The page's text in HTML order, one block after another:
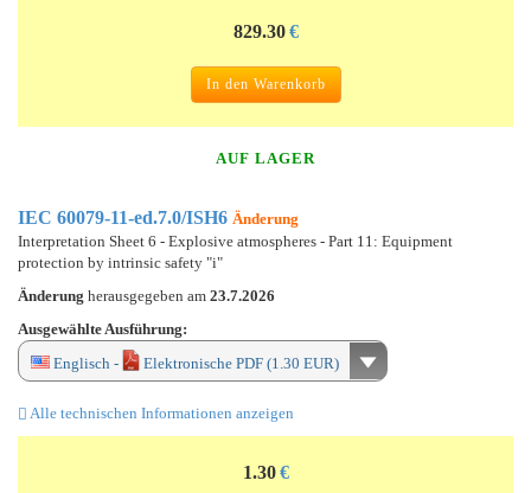
829.30 €
In den Warenkorb
AUF LAGER
IEC 60079-11-ed.7.0/ISH6 Änderung
Interpretation Sheet 6 - Explosive atmospheres - Part 11: Equipment
protection by intrinsic safety "i"
Änderung herausgegeben am 23.7.2026
Ausgewählte Ausführung:
Englisch -
Elektronische PDF (1.30 EUR)
Alle technischen Informationen anzeigen
1.30 €